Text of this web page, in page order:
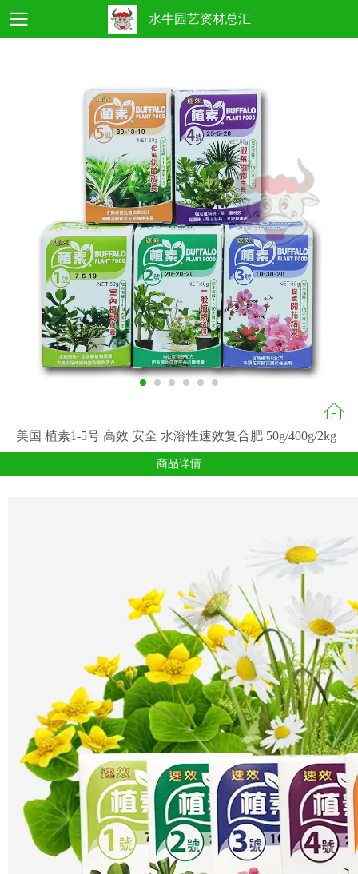
水牛园艺资材总汇
美国 植素1-5号 高效 安全 水溶性速效复合肥 50g/400g/2kg
商品详情